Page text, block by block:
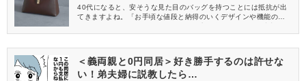
40代になると、安そうな見た目のバッグを持つことには抵抗が出
てきますよね。「お手頃な値段と納得のいくデザインや機能のき
ーズナブルなアイテムをピックアップしてみました。40代女性が
を紹介します。
＜義両親と0円同居＞好き勝手するのは許せな
い！弟夫婦に説教したら…